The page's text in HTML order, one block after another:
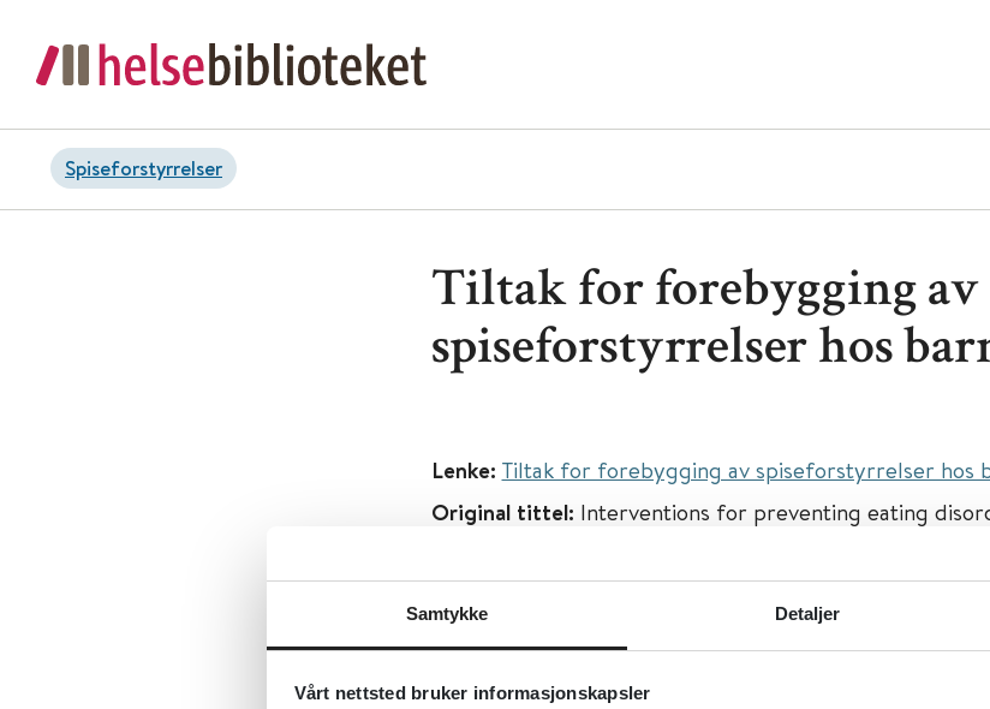
Samtykke Detaljer
Vårt nettsted bruker informasjonskapsler
Spiseforstyrrelser
Tiltak for forebygging av
spiseforstyrrelser hos
Lenke: Tiltak for forebygging av spiseforstyrrelser hos
Original tittel: Interventions for preventing eating
Først publisert:22.04.2002
Tema: